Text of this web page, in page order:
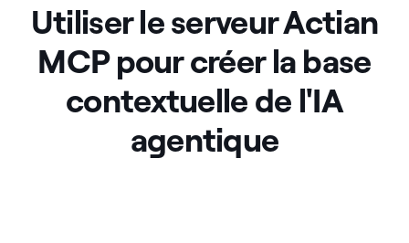
Clients
Utiliser le serveur Actian
MCP pour créer la base
contextuelle de l'IA
agentique